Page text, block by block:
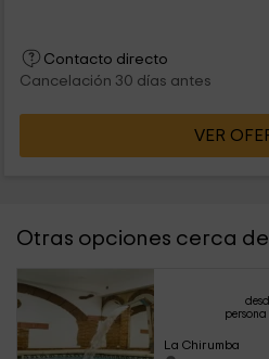
Contacto directo
Cancelación 30 días antes
VER
Otras opciones cerca
persona
La Chirumba